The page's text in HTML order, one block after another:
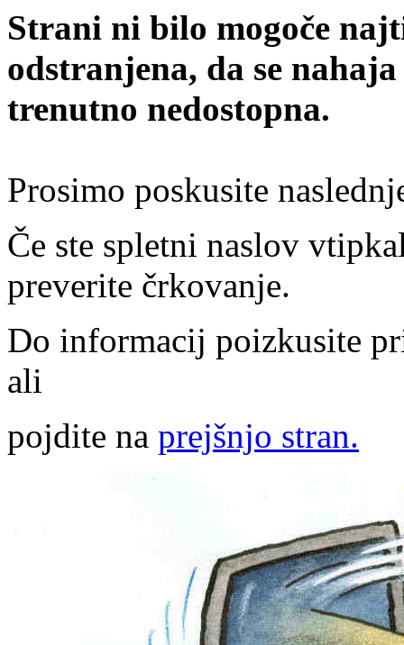
Strani ni bilo mogoče
odstranjena, da se
trenutno nedostopna.
Prosimo poskusite
Če ste spletni naslov
preverite črkovanje.
Do informacij poizkusite
ali
pojdite na prejšnjo stran.